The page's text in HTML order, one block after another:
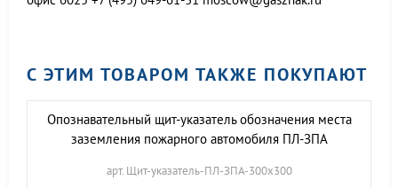
С ЭТИМ ТОВАРОМ ТАКЖЕ ПОКУПАЮТ
Опознавательный щит-указатель обозначения места
заземления пожарного автомобиля ПЛ-ЗПА
арт. Щит-указатель-ПЛ-ЗПА-300х300